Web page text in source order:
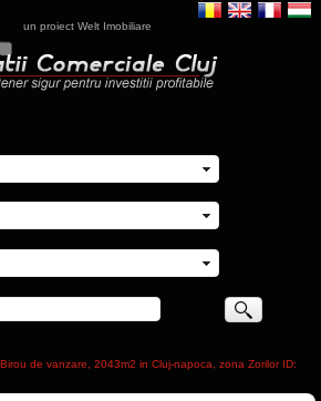
un proiect Welt Imobiliare
Birou de vanzare, 2043m2 in Cluj-napoca, zona Zorilor ID: